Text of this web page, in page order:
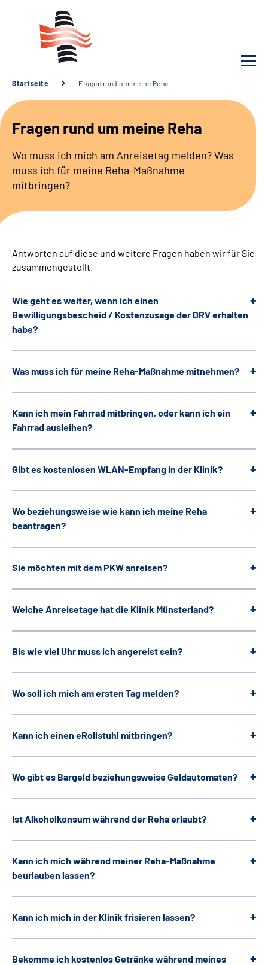
Unsere Klinik
Unsere Angebote
Service
Suche
Leichte Sprache
Gebärdensprache
Startseite Fragen rund um meine Reha
Fragen rund um meine Reha
Wo muss ich mich am Anreisetag melden? Was
muss ich für meine Reha-Maßnahme
mitbringen?
Antworten auf diese und weitere Fragen haben wir für Sie
zusammengestellt.
Wie geht es weiter, wenn ich einen
Bewilligungsbescheid / Kostenzusage der DRV erhalten
habe?
Was muss ich für meine Reha-Maßnahme mitnehmen?
Kann ich mein Fahrrad mitbringen, oder kann ich ein
Fahrrad ausleihen?
Gibt es kostenlosen WLAN-Empfang in der Klinik?
Wo beziehungsweise wie kann ich meine Reha
beantragen?
Sie möchten mit dem PKW anreisen?
Welche Anreisetage hat die Klinik Münsterland?
Bis wie viel Uhr muss ich angereist sein?
Wo soll ich mich am ersten Tag melden?
Kann ich einen eRollstuhl mitbringen?
Wo gibt es Bargeld beziehungsweise Geldautomaten?
Ist Alkoholkonsum während der Reha erlaubt?
Kann ich mich während meiner Reha-Maßnahme
beurlauben lassen?
Kann ich mich in der Klinik frisieren lassen?
Bekomme ich kostenlos Getränke während meines